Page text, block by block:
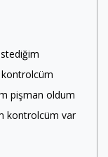
kontrolcüm
pişman oldum
kontrolcüm var